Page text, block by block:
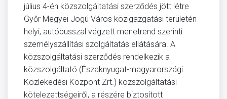
július 4-én közszolgáltatási szerződés jött létre
Győr Megyei Jogú Város közigazgatási területén
helyi, autóbusszal végzett menetrend szerinti
személyszállítási szolgáltatás ellátására. A
közszolgáltatási szerződés rendelkezik a
közszolgáltató (Északnyugat-magyarországi
Közlekedési Központ Zrt.) közszolgáltatási
kötelezettségeiről, a részére biztosított